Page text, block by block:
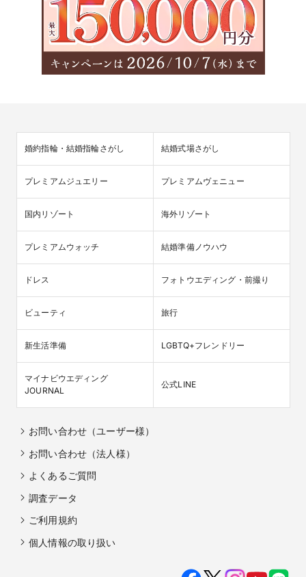
婚約指輪・結婚指輪さがし 結婚式場さがし
プレミアムジュエリー プレミアムヴェニュー
国内リゾート 海外リゾート
プレミアムウォッチ 結婚準備ノウハウ
ドレス フォトウエディング・前撮り
ビューティ 旅行
新生活準備 LGBTQ+フレンドリー
マイナビウエディング
JOURNAL
公式LINE
お問い合わせ（ユーザー様）
お問い合わせ（法人様）
よくあるご質問
調査データ
ご利用規約
個人情報の取り扱い